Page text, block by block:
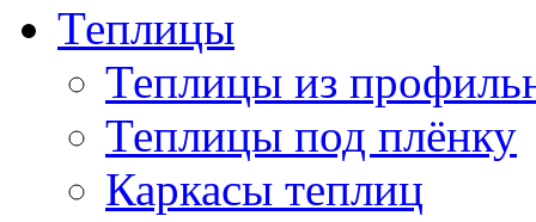
Теплицы
Теплицы из
Теплицы под плёнку
Каркасы теплиц